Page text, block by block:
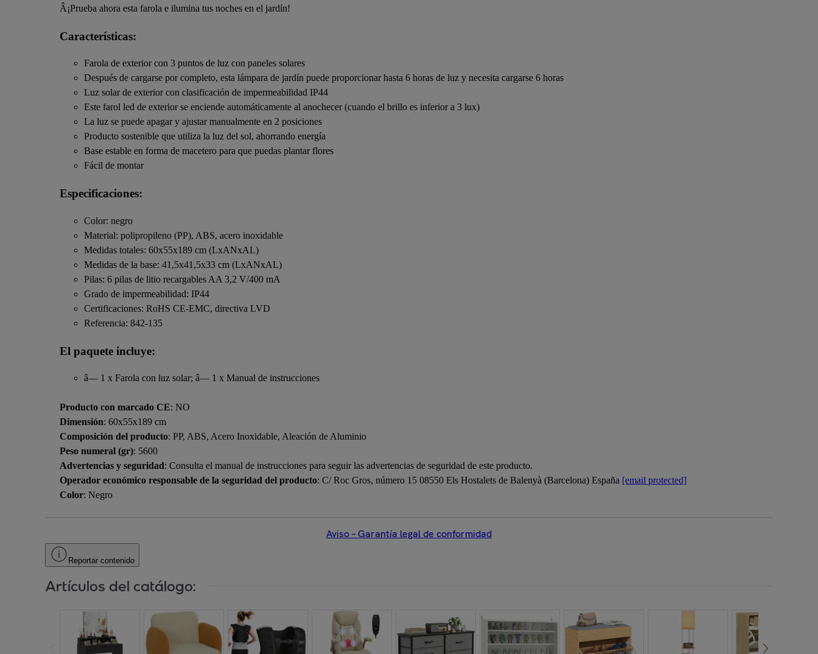
Â¡Prueba ahora esta farola e ilumina tus noches en el jardín!
Características:
Farola de exterior con 3 puntos de luz con paneles solares
Después de cargarse por completo, esta lámpara de jardín puede proporcionar hasta 6 horas de luz y necesita cargarse 6 horas
Luz solar de exterior con clasificación de impermeabilidad IP44
Este farol led de exterior se enciende automáticamente al anochecer (cuando el brillo es inferior a 3 lux)
La luz se puede apagar y ajustar manualmente en 2 posiciones
Producto sostenible que utiliza la luz del sol, ahorrando energía
Base estable en forma de macetero para que puedas plantar flores
Fácil de montar
Especificaciones:
Color: negro
Material: polipropileno (PP), ABS, acero inoxidable
Medidas totales: 60x55x189 cm (LxANxAL)
Medidas de la base: 41,5x41,5x33 cm (LxANxAL)
Pilas: 6 pilas de litio recargables AA 3,2 V/400 mA
Grado de impermeabilidad: IP44
Certificaciones: RoHS CE-EMC, directiva LVD
Referencia: 842-135
El paquete incluye:
â— 1 x Farola con luz solar; â— 1 x Manual de instrucciones
Producto con marcado CE: NO
Dimensión: 60x55x189 cm
Composición del producto: PP, ABS, Acero Inoxidable, Aleación de Aluminio
Peso numeral (gr): 5600
Advertencias y seguridad: Consulta el manual de instrucciones para seguir las advertencias de seguridad de este producto.
Operador económico responsable de la seguridad del producto: C/ Roc Gros, número 15 08550 Els Hostalets de Balenyà (Barcelona) España [email protected]
Color: Negro
Aviso – Garantía legal de conformidad
Reportar contenido
Artículos del catálogo: